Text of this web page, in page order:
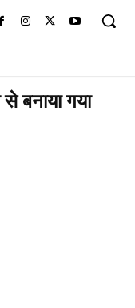
बनाया गया